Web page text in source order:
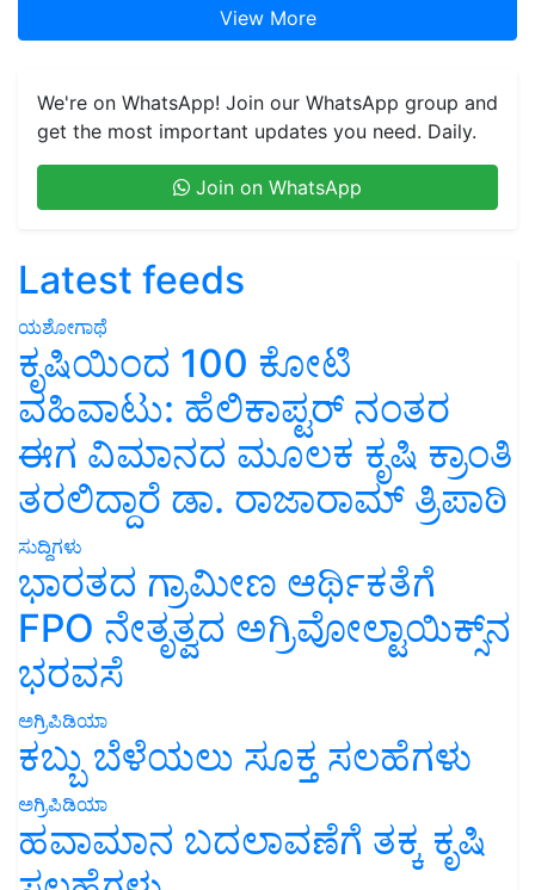
get the most important updates you need. Daily.
ಯಶೋಗಾಥೆ
ಕೃಷಿಯಿಂದ 100 ಕೋಟಿ
ವಹಿವಾಟು: ಹೆಲಿಕಾಪ್ಟರ್ ನಂತರ
ಈಗ ವಿಮಾನದ ಮೂಲಕ ಕೃಷಿ ಕ್ರಾಂತಿ
ತರಲಿದ್ದಾರೆ ಡಾ. ರಾಜಾರಾಮ್ ತ್ರಿಪಾಠಿ
ಸುದ್ದಿಗಳು
ಭಾರತದ ಗ್ರಾಮೀಣ ಆರ್ಥಿಕತೆಗೆ
FPO ನೇತೃತ್ವದ ಅಗ್ರಿವೋಲ್ಟಾಯಿಕ್ಸ್‌ನ
ಭರವಸೆ
ಅಗ್ರಿಪಿಡಿಯಾ
ಕಬ್ಬು ಬೆಳೆಯಲು ಸೂಕ್ತ ಸಲಹೆಗಳು
ಅಗ್ರಿಪಿಡಿಯಾ
ಹವಾಮಾನ ಬದಲಾವಣೆಗೆ ತಕ್ಕ ಕೃಷಿ
ಸಲಹೆಗಳು